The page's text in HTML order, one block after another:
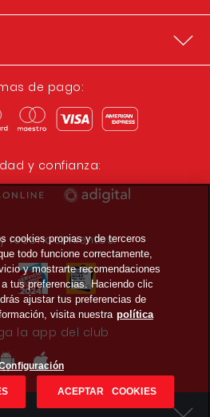
de pago:
y confianza:
reconocimientos:
la app del club
cookies propias y de terceros
todo funcione correctamente,
y mostrarte recomendaciones
tus preferencias. Haciendo clic
ajustar tus preferencias de
visita nuestra política
ACEPTAR COOKIES